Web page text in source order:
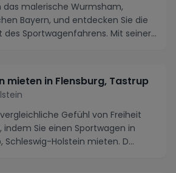
das malerische Wurmsham,
Bayern, und entdecken Sie die
des Sportwagenfahrens. Mit seiner
mieten in Flensburg, Tastrup
Gefühl von Freiheit
indem Sie einen Sportwagen in
Schleswig-Holstein mieten. D...